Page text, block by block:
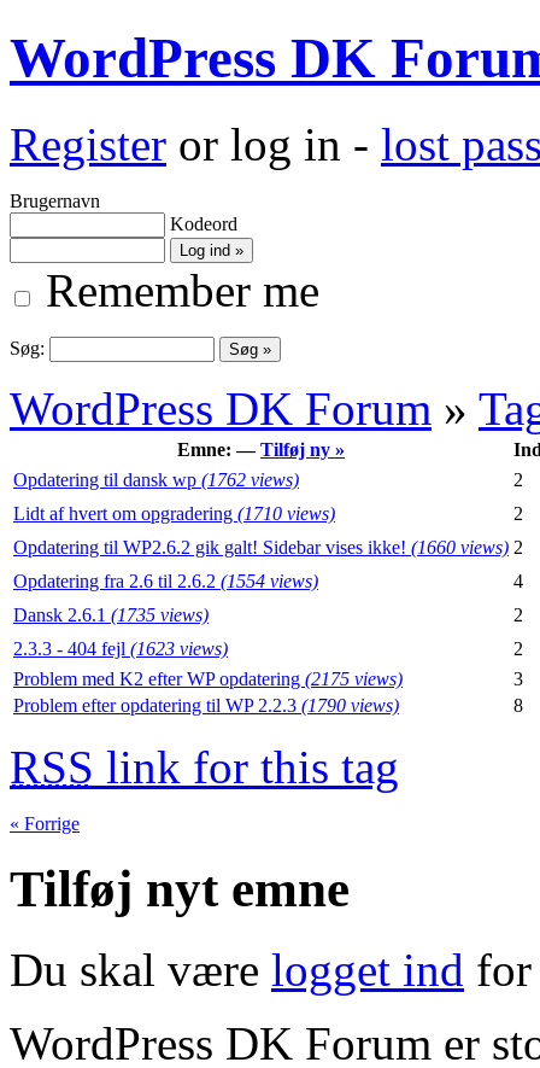
WordPress DK
Register or log in - lost
Brugernavn
Kodeord
Remember me
Søg:
WordPress DK Forum »
Emne: —Tilføj ny »
Opdatering til dansk wp (1762 views)
2
Lidt af hvert om opgradering (1710 views)
2
Opdatering til WP2.6.2 gik galt! Sidebar vises ikke! (1660 views) 2
Opdatering fra 2.6 til 2.6.2 (1554 views)
4
Dansk 2.6.1 (1735 views)
2
2.3.3 - 404 fejl (1623 views)
2
Problem med K2 efter WP opdatering (2175 views)
3
Problem efter opdatering til WP 2.2.3 (1790 views) 8
RSS link for this tag
« Forrige
Tilføj nyt emne
Du skal være logget ind for
WordPress DK Forum er